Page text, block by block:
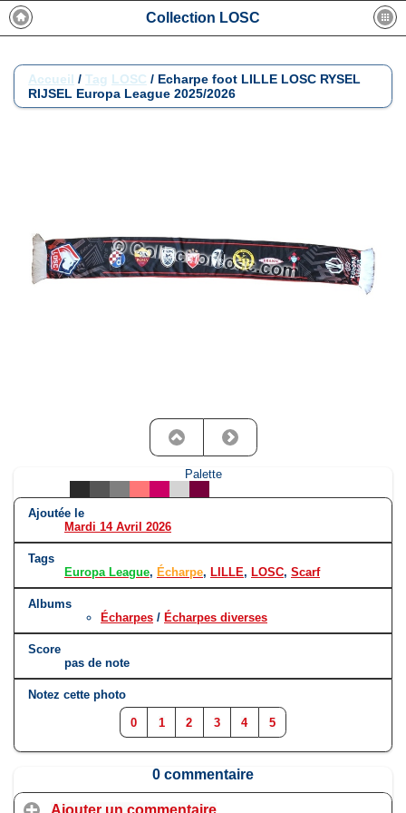
Collection LOSC
Accueil / Tag LOSC / Echarpe foot LILLE LOSC RYSEL
RIJSEL Europa League 2025/2026
Palette
Ajoutée le
Mardi 14 Avril 2026
Tags
Europa League, Écharpe, LILLE, LOSC, Scarf
Albums
Écharpes / Écharpes diverses
Score
pas de note
Notez cette photo
0 1 2 3 4 5
0 commentaire